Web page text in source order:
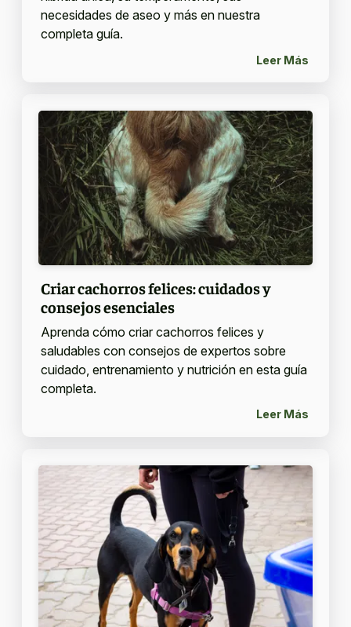
necesidades de aseo y más en nuestra
completa guía.
Leer Más
Criar cachorros felices: cuidados y
consejos esenciales
Aprenda cómo criar cachorros felices y
saludables con consejos de expertos sobre
cuidado, entrenamiento y nutrición en esta guía
completa.
Leer Más